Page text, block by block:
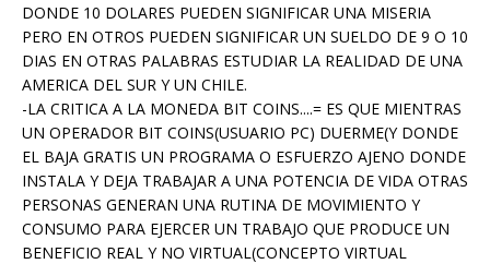
DONDE 10 DOLARES PUEDEN SIGNIFICAR UNA MISERIA
PERO EN OTROS PUEDEN SIGNIFICAR UN SUELDO DE 9 O 10
DIAS EN OTRAS PALABRAS ESTUDIAR LA REALIDAD DE UNA
AMERICA DEL SUR Y UN CHILE.
-LA CRITICA A LA MONEDA BIT COINS....= ES QUE MIENTRAS
UN OPERADOR BIT COINS(USUARIO PC) DUERME(Y DONDE
EL BAJA GRATIS UN PROGRAMA O ESFUERZO AJENO DONDE
INSTALA Y DEJA TRABAJAR A UNA POTENCIA DE VIDA OTRAS
PERSONAS GENERAN UNA RUTINA DE MOVIMIENTO Y
CONSUMO PARA EJERCER UN TRABAJO QUE PRODUCE UN
BENEFICIO REAL Y NO VIRTUAL(CONCEPTO VIRTUAL